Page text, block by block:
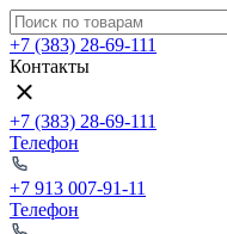
+7 (383) 28-69-111
Контакты
+7 (383) 28-69-111
Телефон
+7 913 007-91-11
Телефон